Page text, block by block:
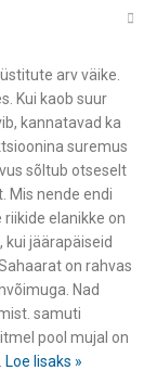
arv väike.
Kui kaob suur
kannatavad ka
suremus
sõltub otseselt
Mis nende endi
elanikke on
kui jäärapäiseid
on rahvas
Nad
samuti
pool mujal on
Loe lisaks »